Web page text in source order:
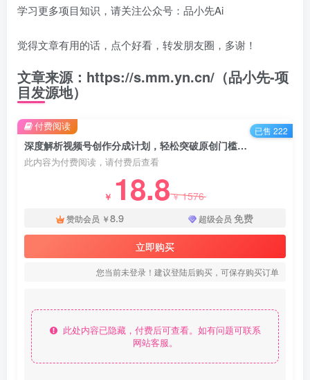
学习更多项目知识，请关注公众号：品小先Ai
觉得文章有用的话，点个好看，转发朋友圈，多谢！
文章来源：https://s.mm.yn.cn/（品小先-项
目发源地）
深度解析视频号创作分成计划，轻松突破原创门槛日赚300+，零基础也能上手的全方位项目教学！ - 资源之家
此内容为付费阅读，请付费后查看
￥ 18.8￥1576
赞助会员 ￥8.9 超级会员 免费
立即购买
您当前未登录！建议登陆后购买，可保存购买订单
此处内容已隐藏，付费后可查看。如有问题可联系
网站客服。
付费阅读 已售 222